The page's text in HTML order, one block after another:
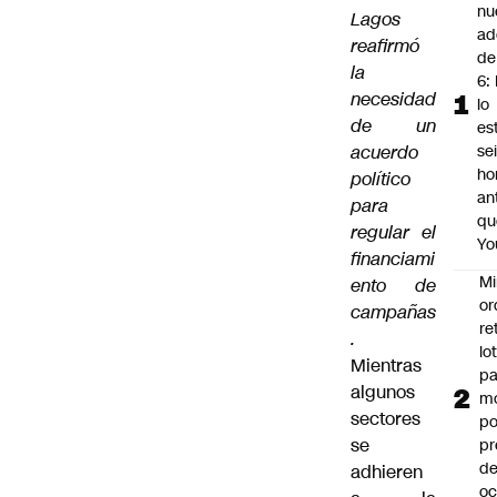
Lagos
reafirmó
la
necesidad
de un
acuerdo
político
para
regular el
financiami
ento de
campañas
.
Mientras
algunos
sectores
se
adhieren
6:
lo
de